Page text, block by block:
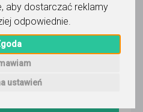
, aby dostarczać reklamy
odpowiednie
ustawień